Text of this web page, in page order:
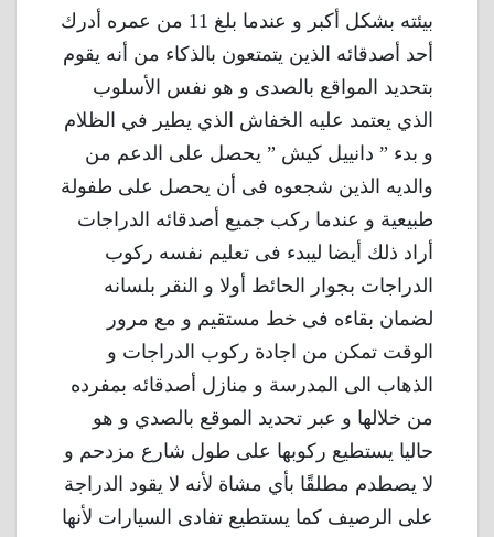
بيئته بشكل أكبر و عندما بلغ 11 من عمره أدرك
أحد أصدقائه الذين يتمتعون بالذكاء من أنه يقوم
بتحديد المواقع بالصدى و هو نفس الأسلوب
الذي يعتمد عليه الخفاش الذي يطير في الظلام
و بدء ” دانييل كيش ” يحصل على الدعم من
والديه الذين شجعوه فى أن يحصل على طفولة
طبيعية و عندما ركب جميع أصدقائه الدراجات
أراد ذلك أيضا ليبدء فى تعليم نفسه ركوب
الدراجات بجوار الحائط أولا و النقر بلسانه
لضمان بقاءه فى خط مستقيم و مع مرور
الوقت تمكن من اجادة ركوب الدراجات و
الذهاب الى المدرسة و منازل أصدقائه بمفرده
من خلالها و عبر تحديد الموقع بالصدي و هو
حاليا يستطيع ركوبها على طول شارع مزدحم و
لا يصطدم مطلقًا بأي مشاة لأنه لا يقود الدراجة
على الرصيف كما يستطيع تفادى السيارات لأنها